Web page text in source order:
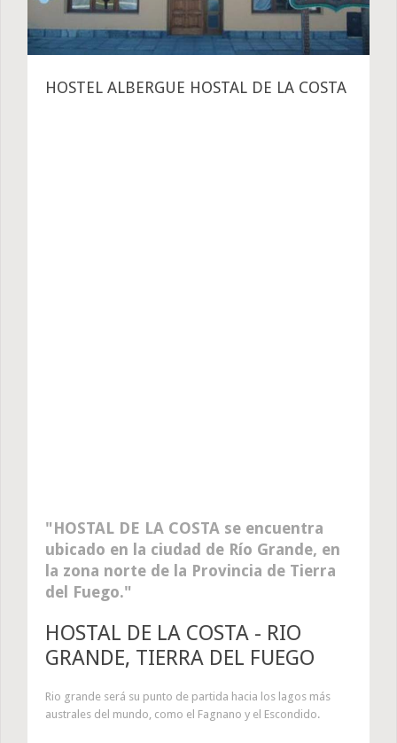
HOSTEL ALBERGUE HOSTAL DE LA COSTA
HOSTAL DE LA COSTA se encuentra
ubicado en la ciudad de Río Grande, en
la zona norte de la Provincia de Tierra
del Fuego.
HOSTAL DE LA COSTA - RIO
GRANDE, TIERRA DEL FUEGO
Rio grande será su punto de partida hacia los lagos más
australes del mundo, como el Fagnano y el Escondido.